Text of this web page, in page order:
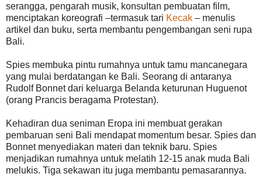
serangga, pengarah musik, konsultan pembuatan film,
menciptakan koreografi –termasuk tari Kecak – menulis
artikel dan buku, serta membantu pengembangan seni rupa
Bali.
Spies membuka pintu rumahnya untuk tamu mancanegara
yang mulai berdatangan ke Bali. Seorang di antaranya
Rudolf Bonnet dari keluarga Belanda keturunan Huguenot
(orang Prancis beragama Protestan).
Kehadiran dua seniman Eropa ini membuat gerakan
pembaruan seni Bali mendapat momentum besar. Spies dan
Bonnet menyediakan materi dan teknik baru. Spies
menjadikan rumahnya untuk melatih 12-15 anak muda Bali
melukis. Tiga sekawan itu juga membantu pemasarannya.